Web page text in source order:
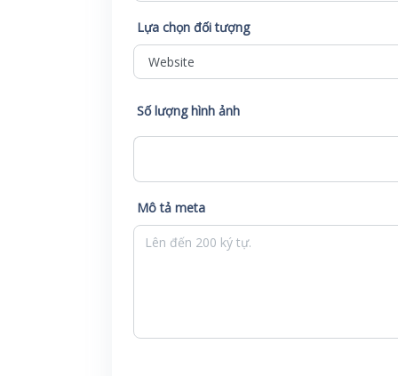
Lựa chọn đối tượng
Số lượng hình ảnh
Mô tả meta